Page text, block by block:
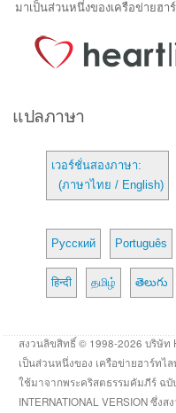
มาเป็นส่วนหนึ่งของเครือข่ายฮา
แปลภาษา
เวอร์ชั่นสองภาษา:
(ภาษาไทย / English)
Русский Português
हिन्दी தமிழ் తెలుగు
สงวนลิขสิทธิ์ © 1998-2026 บริษัท
เป็นส่วนหนึ่งของ เครือข่ายฮาร์ทไล
ใช้มาจากพระคริสตธรรมคัมภีร์ ฉบั
INTERNATIONAL VERSION ซึ่